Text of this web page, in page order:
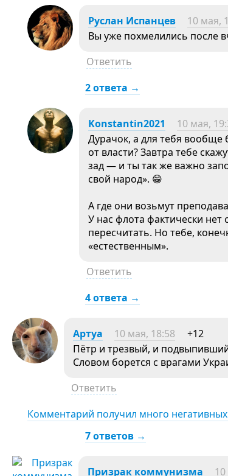
Руслан Испанцев 10 мая,
Вы уже похмелились после
Ответить
2 ответа →
Konstantin2021 10 мая,
Дурачок, а для тебя вообще
от власти? Завтра тебе
зад — и ты так же важно
свой народ». 😁
А где они возьмут
У нас флота фактически нет
пересчитать. Но тебе,
«естественным».
Ответить
4 ответа →
Aртуа 10 мая, 18:58
+12
Пётр и трезвый, и
Словом борется с врагами
Ответить
Комментарий получил много
7 ответов →
Призрак коммунизма